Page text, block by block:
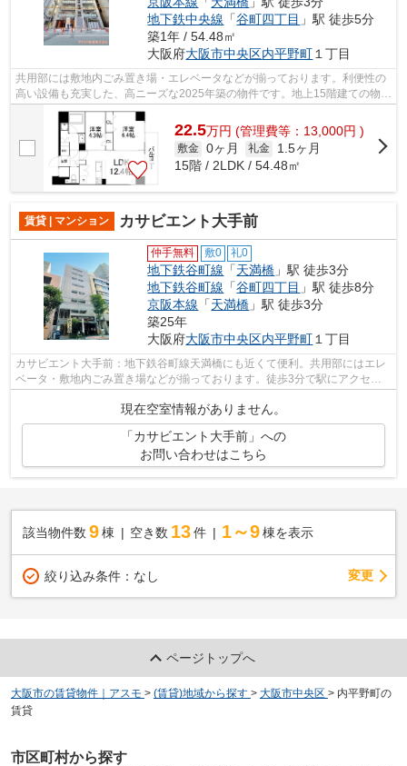
地下鉄中央線 「谷町四丁目 」駅 徒歩5分
築1年 / 54.48㎡
大阪府大阪市中央区内平野町 １丁目
共用部には敷地内ごみ置き場・エレベータなどが揃っております。利便性の
高い設備も充実した、高ニーズな2025年築の物件です。地上15階建ての物件
です。空気の入れ替えができる風通し...
22.5万円 (管理費等：13,000円 )
敷金 0ヶ月 礼金
1.5ヶ月
15階 / 2LDK / 54.48㎡
賃貸 | マンション カサビエント大手前
仲手無料 敷0 礼0
地下鉄谷町線 「天満橋 」駅 徒歩3分
地下鉄谷町線 「谷町四丁目 」駅 徒歩8分
京阪本線 「天満橋 」駅 徒歩3分
築25年
大阪府大阪市中央区内平野町 １丁目
カサビエント大手前：地下鉄谷町線天満橋にも近くて便利。共用部にはエレ
ベータ・敷地内ごみ置き場などが揃っております。徒歩3分で駅にアクセス
できる物件です。外観タイル張りは、物...
現在空室情報がありません。
「カサビエント大手前」への
お問い合わせはこちら
該当物件数 9棟 空き数 13 件 1～9 棟を表示
絞り込み条件： なし 変更
ページトップへ
大阪市の賃貸物件｜アスモ > (賃貸)地域から探す > 大阪市中央区 > 内平野町の
賃貸
市区町村から探す